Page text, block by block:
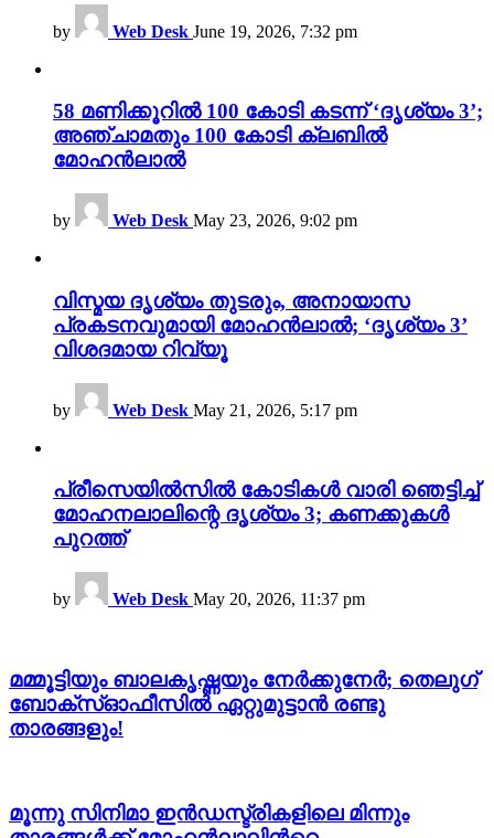
by Web Desk June 19, 2026, 7:32 pm
58 മണിക്കൂറിൽ 100 കോടി കടന്ന് ‘ദൃശ്യം 3’;
അഞ്ചാമതും 100 കോടി ക്ലബിൽ
മോഹൻലാൽ
by Web Desk May 23, 2026, 9:02 pm
വിസ്മയ ദൃശ്യം തുടരും, അനായാസ
പ്രകടനവുമായി മോഹൻലാൽ; ‘ദൃശ്യം 3’
വിശദമായ റിവ്യൂ
by Web Desk May 21, 2026, 5:17 pm
പ്രീസെയിൽസിൽ കോടികൾ വാരി ഞെട്ടിച്ച്
മോഹനലാലിന്റെ ദൃശ്യം 3; കണക്കുകൾ
പുറത്ത്
by Web Desk May 20, 2026, 11:37 pm
മമ്മൂട്ടിയും ബാലകൃഷ്ണയും നേർക്കുനേർ; തെലുഗ്
ബോക്സ്ഓഫീസിൽ ഏറ്റുമുട്ടാൻ രണ്ടു
താരങ്ങളും!
മൂന്നു സിനിമാ ഇൻഡസ്ട്രികളിലെ മിന്നും